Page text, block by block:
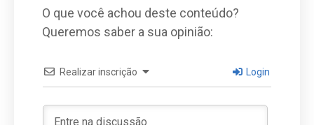
O que você achou deste conteúdo?
Queremos saber a sua opinião:
Realizar inscrição Login